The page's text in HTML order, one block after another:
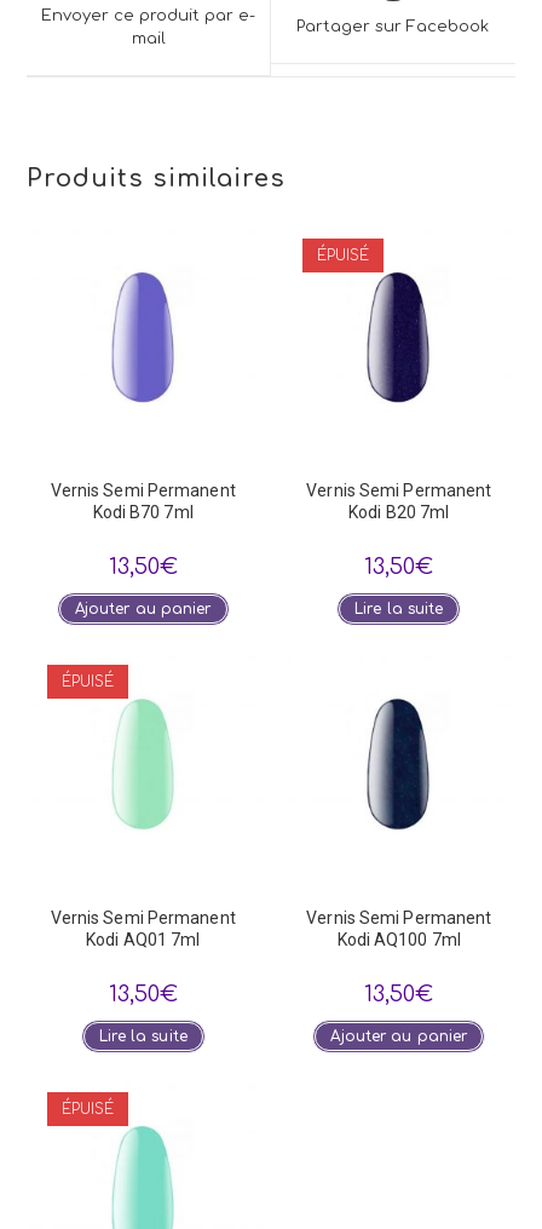
new
Envoyer ce produit par e-
mail
Partager sur Facebook
Produits similaires
Vernis Semi Permanent
Kodi B70 7ml
13,50€
Ajouter au panier
ÉPUISÉ
Vernis Semi Permanent
Kodi B20 7ml
13,50€
Lire la suite
ÉPUISÉ
Vernis Semi Permanent
Kodi AQ01 7ml
13,50€
Lire la suite
Vernis Semi Permanent
Kodi AQ100 7ml
13,50€
Ajouter au panier
ÉPUISÉ